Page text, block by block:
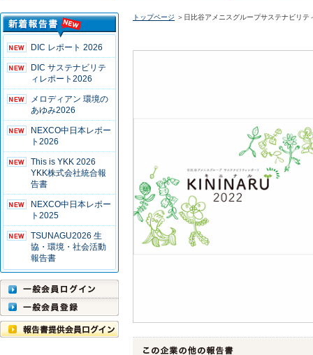
DIC レポート 2026
DIC サステナビリテ
ィレポート2026
メロディアン 環境の
あゆみ2026
NEXCO中日本レポー
ト2026
This is YKK 2026
YKK株式会社統合報
告書
NEXCO中日本レポー
ト2025
TSUNAGU2026 生
協・環境・社会活動
報告書
トップページ ＞日比谷アメニスグループサステナビリ